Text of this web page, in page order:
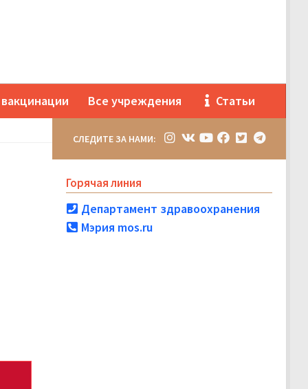
Все учреждения Статьи
СЛЕДИТЕ ЗА НАМИ:
Горячая линия
Департамент здравоохранения
Мэрия mos.ru